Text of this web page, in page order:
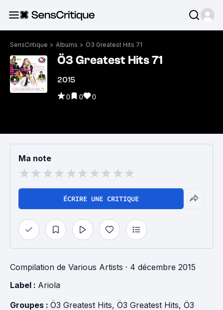
SensCritique > Albums > Ö3 Greatest Hits 71
Ö3 Greatest Hits 71
2015
0 0 0
Ma note
ÉCRIRE UNE CRITIQUE
Compilation de Various Artists · 4 décembre 2015
Label : Ariola
Groupes : Ö3 Greatest Hits, Ö3 Greatest Hits, Ö3